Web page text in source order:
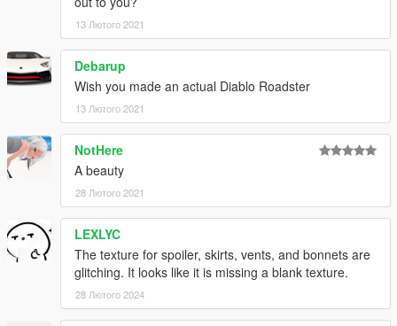
13 Лютого 2021
Debarup
Wish you made an actual Diablo Roadster
13 Лютого 2021
NotHere
A beauty
28 Лютого 2021
LEXLYC
The texture for spoiler, skirts, vents, and bonnets are
glitching. It looks like it is missing a blank texture.
28 Лютого 2024